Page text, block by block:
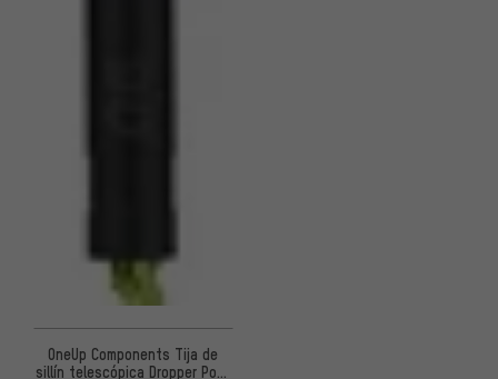
OneUp Components Tija de
sillín telescópica Dropper Post